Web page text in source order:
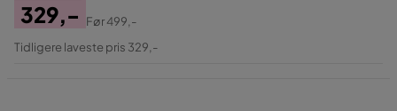
Pris
329,-
Original
Før499,-
Tidligere laveste pris 329,-